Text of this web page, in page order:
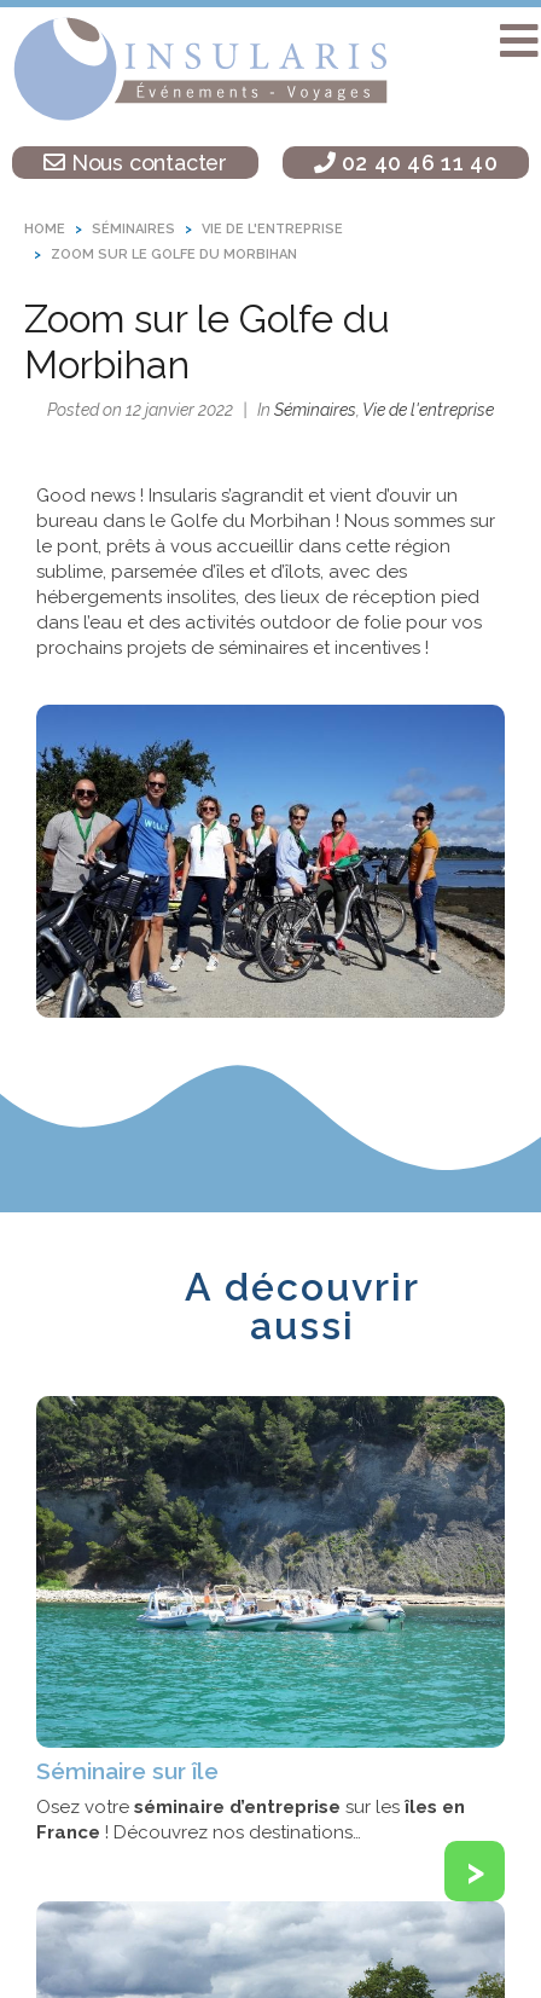
Accueil
Séminaire
sur une île
Activités
Teambuilding
Soirées
d’entreprise
destinations
Actualités
Références
Contact
Nous contacter 02 40 46 11 40
HOME SÉMINAIRES
VIE DE L'ENTREPRISE
ZOOM SUR LE GOLFE DU MORBIHAN
Zoom sur le Golfe du
Morbihan
Posted on 12 janvier 2022 In Séminaires Vie de l'entreprise
Good news ! Insularis s’agrandit et vient d’ouvir un
bureau dans le Golfe du Morbihan ! Nous sommes sur
le pont, prêts à vous accueillir dans cette région
sublime, parsemée d’îles et d’îlots, avec des
hébergements insolites, des lieux de réception pied
dans l’eau et des activités outdoor de folie pour vos
prochains projets de séminaires et incentives !
A découvrir
aussi
Séminaire sur île
Osez votre séminaire d’entreprise sur les îles en
France ! Découvrez nos destinations…
>